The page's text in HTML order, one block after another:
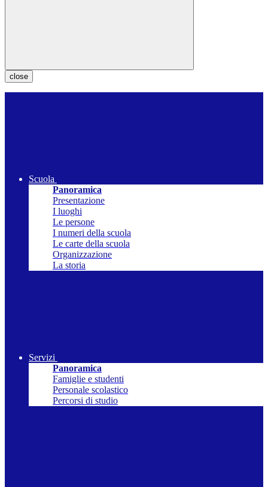
close
Scuola
Panoramica
Presentazione
I luoghi
Le persone
I numeri della scuola
Le carte della scuola
Organizzazione
La storia
Servizi
Panoramica
Famiglie e studenti
Personale scolastico
Percorsi di studio